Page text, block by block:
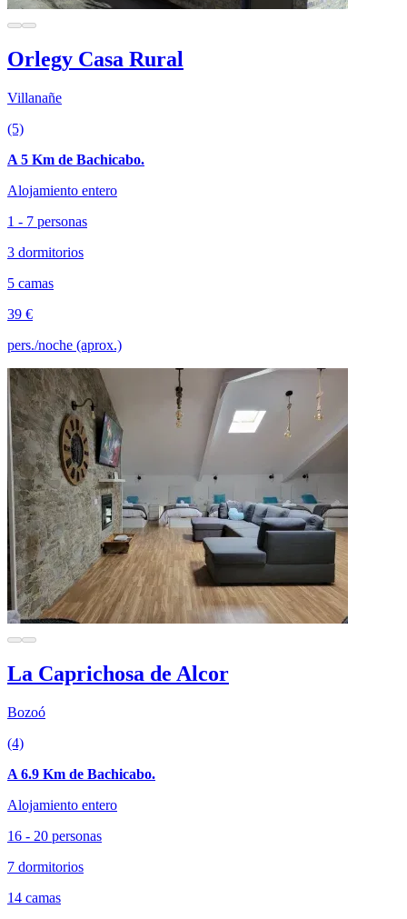
Orlegy Casa Rural
Villanañe
(5)
A 5 Km de Bachicabo.
Alojamiento entero
1 - 7 personas
3 dormitorios
5 camas
39 €
pers./noche (aprox.)
La Caprichosa de Alcor
Bozoó
(4)
A 6.9 Km de Bachicabo.
Alojamiento entero
16 - 20 personas
7 dormitorios
14 camas